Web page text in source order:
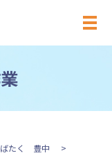
メ
ばたく 豊中